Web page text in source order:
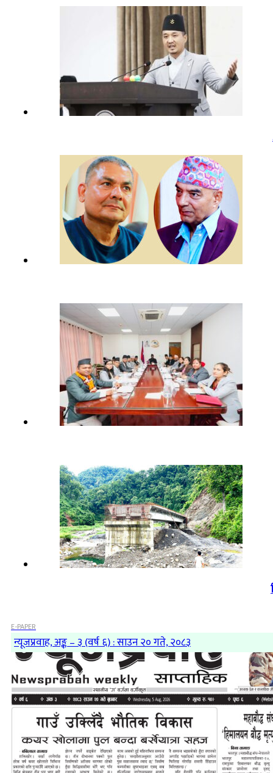
E-PAPER
न्यूजप्रवाह, अङ्क – ३ (वर्ष ६) : साउन २० गते, २०८३